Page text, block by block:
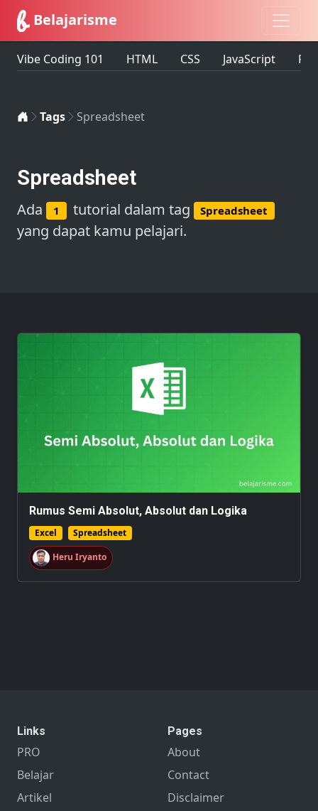
Belajarisme
Vibe Coding 101 HTML CSS JavaScript
Home
Tags Spreadsheet
Spreadsheet
Ada 1 tutorial dalam tag Spreadsheet
yang dapat kamu pelajari.
Rumus Semi Absolut, Absolut dan Logika
Excel Spreadsheet
Heru Iryanto
Links
PRO
Belajar
Artikel
Pages
About
Contact
Disclaimer